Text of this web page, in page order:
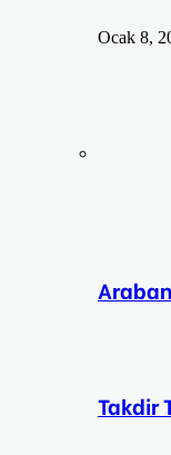
Ocak 8,
Takdir